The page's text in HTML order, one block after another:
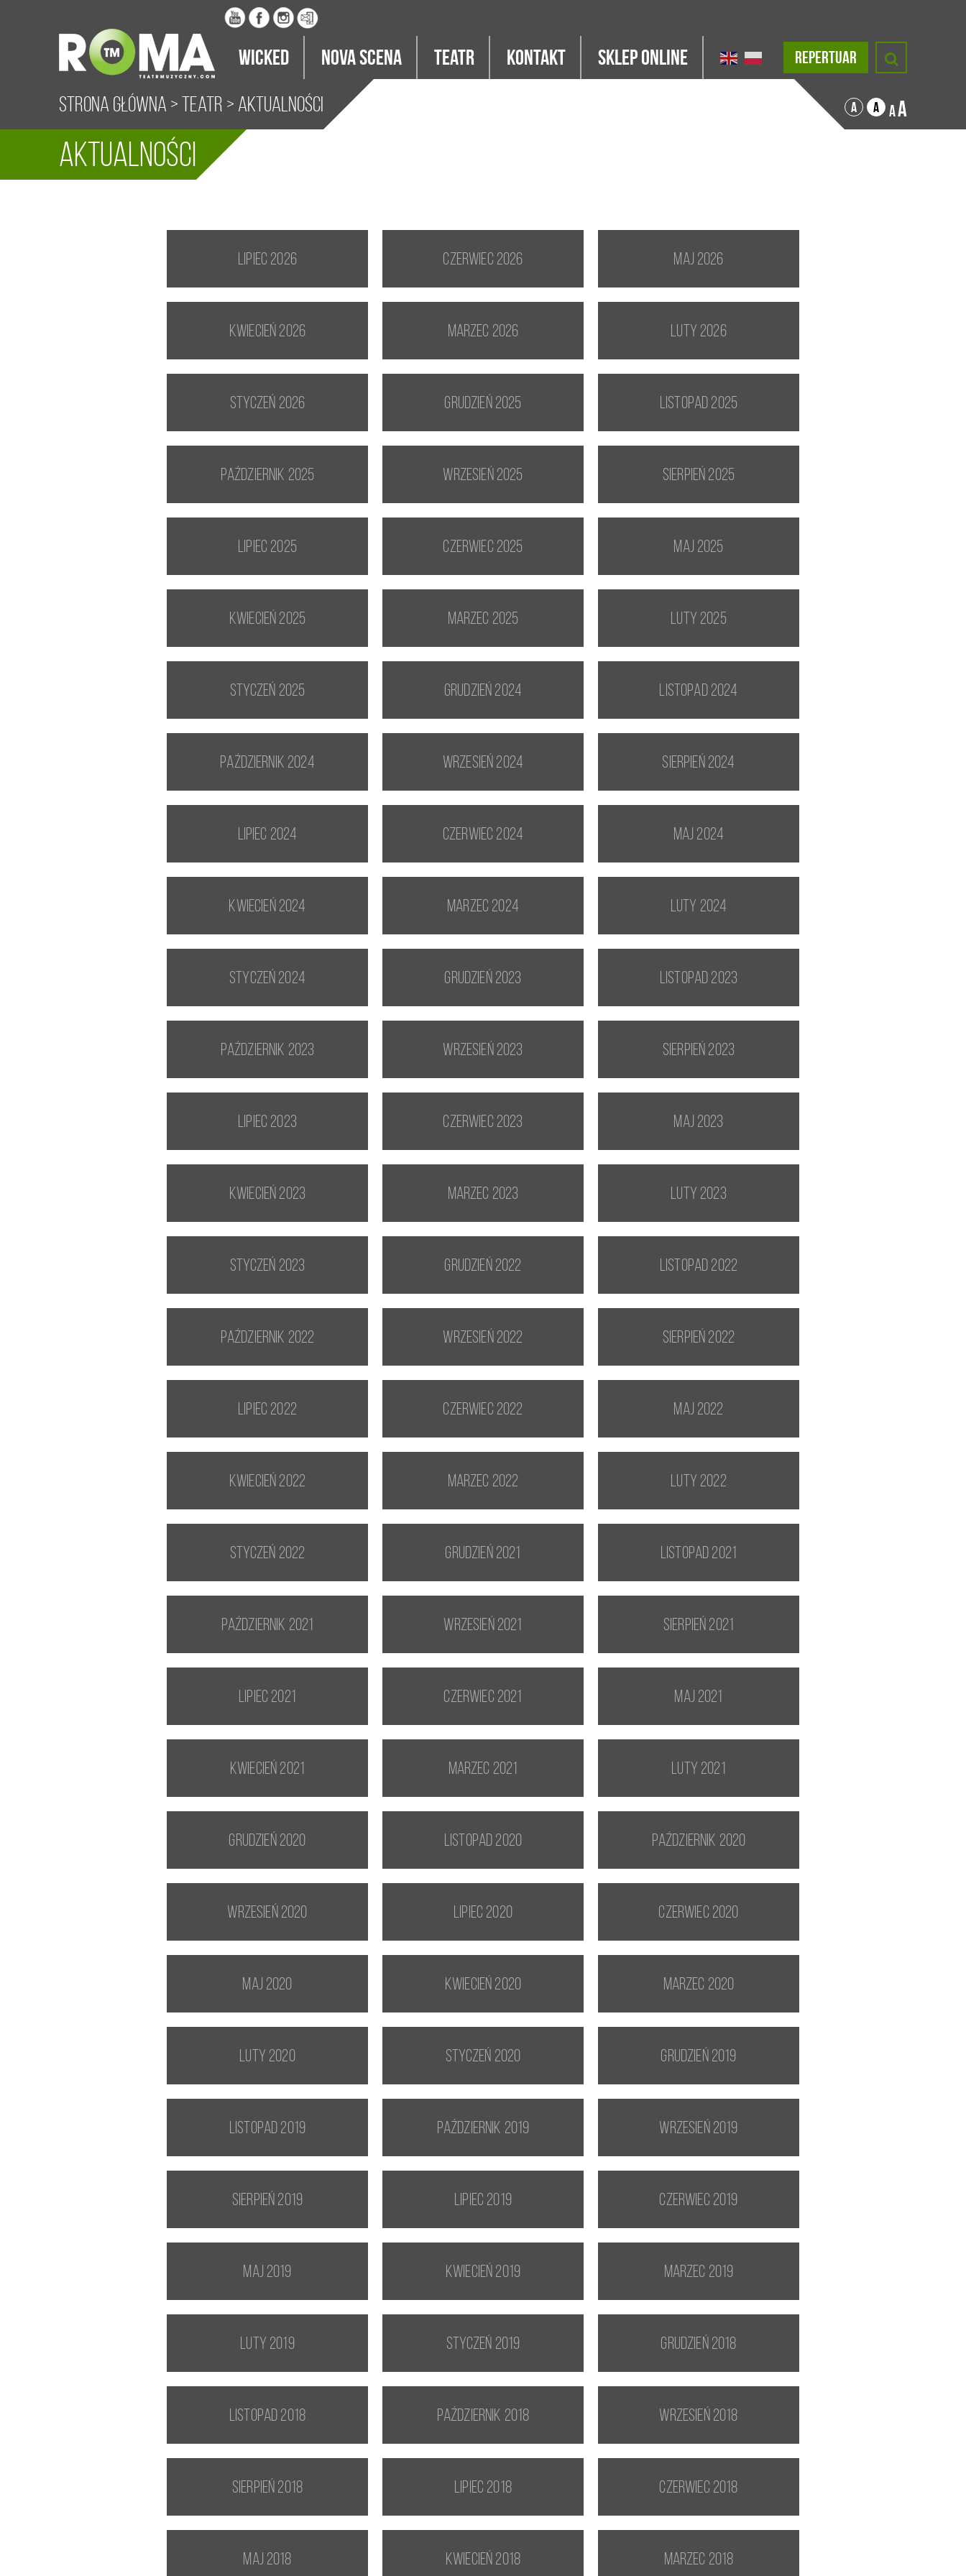
Wicked Nova Scena Teatr Kontakt Sklep Online REPERTUAR
Strona główna >Teatr > Aktualności A A AA
Aktualności
lipiec 2026 czerwiec 2026 maj 2026
kwiecień 2026 marzec 2026 luty 2026
styczeń 2026 grudzień 2025 listopad 2025
październik 2025 wrzesień 2025 sierpień 2025
lipiec 2025 czerwiec 2025 maj 2025
kwiecień 2025 marzec 2025 luty 2025
styczeń 2025 grudzień 2024 listopad 2024
październik 2024 wrzesień 2024 sierpień 2024
lipiec 2024 czerwiec 2024 maj 2024
kwiecień 2024 marzec 2024 luty 2024
styczeń 2024 grudzień 2023 listopad 2023
październik 2023 wrzesień 2023 sierpień 2023
lipiec 2023 czerwiec 2023 maj 2023
kwiecień 2023 marzec 2023 luty 2023
styczeń 2023 grudzień 2022 listopad 2022
październik 2022 wrzesień 2022 sierpień 2022
lipiec 2022 czerwiec 2022 maj 2022
kwiecień 2022 marzec 2022 luty 2022
styczeń 2022 grudzień 2021 listopad 2021
październik 2021 wrzesień 2021 sierpień 2021
lipiec 2021 czerwiec 2021 maj 2021
kwiecień 2021 marzec 2021 luty 2021
grudzień 2020 listopad 2020 październik 2020
wrzesień 2020 lipiec 2020 czerwiec 2020
maj 2020 kwiecień 2020 marzec 2020
luty 2020 styczeń 2020 grudzień 2019
listopad 2019 październik 2019 wrzesień 2019
sierpień 2019 lipiec 2019 czerwiec 2019
maj 2019 kwiecień 2019 marzec 2019
luty 2019 styczeń 2019 grudzień 2018
listopad 2018 październik 2018 wrzesień 2018
sierpień 2018 lipiec 2018 czerwiec 2018
maj 2018 kwiecień 2018 marzec 2018